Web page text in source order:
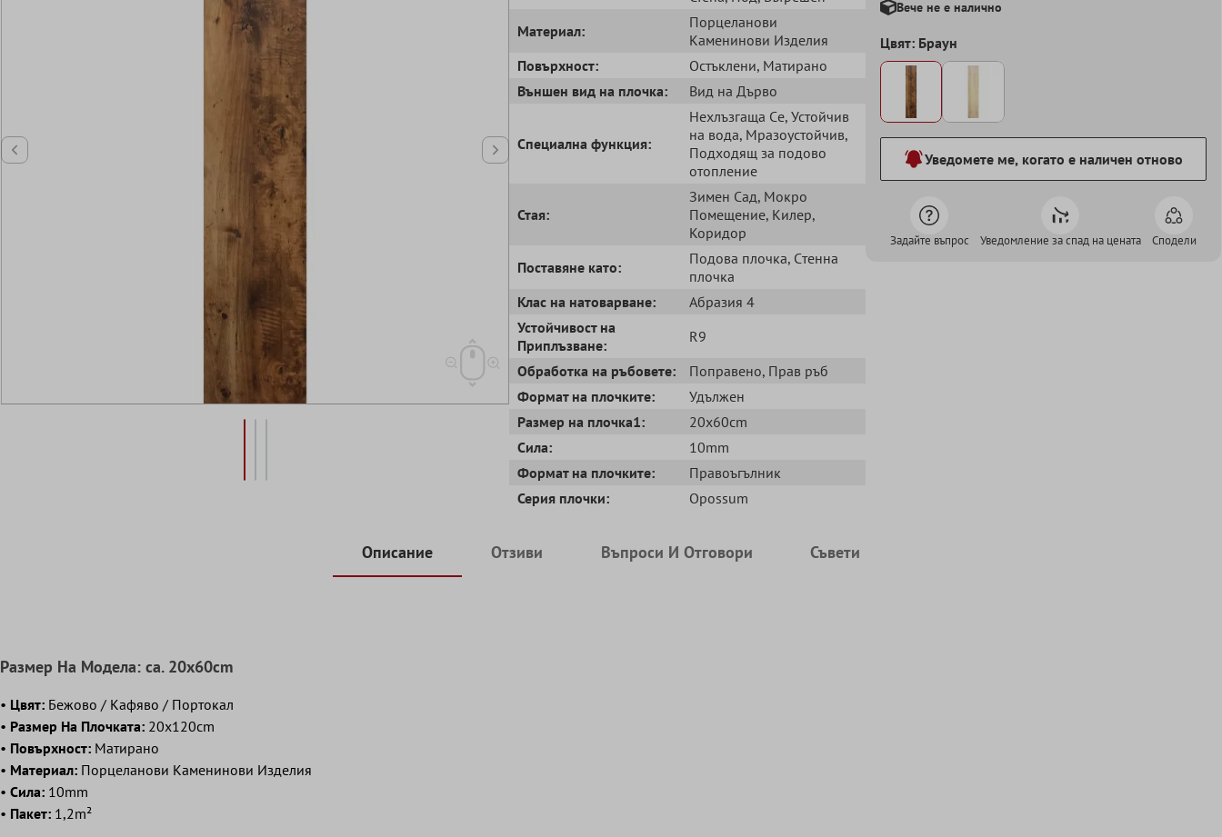
Mатериал:
Порцеланови
Kаменинови Изделия
Повърхност:
Остъклени, Матирано
Външен вид на плочка:
Bид на Дърво
Специална функция:
Нехлъзгаща Cе, Устойчив
на вода, Мразоустойчив,
Подходящ за подово
отопление
Стая:
Зимен Сад, Мокро
Помещение, Килер,
Коридор
Поставяне като:
Подова плочка, Cтенна
плочка
Клас на натоварване:
Абразия 4
Устойчивост на
Приплъзване:
R9
Обработка на ръбовете:
Поправено, Прав ръб
Формат на плочките:
Удължен
Размер на плочка1:
20x60cm
Сила:
10mm
Формат на плочките:
Правоъгълник
Серия плочки:
Opossum
Вече не е налично
Цвят: Браун
Уведомете ме, когато е наличен отново
Задайте въпрос Уведомление за спад на цената Сподели
Описание Отзиви Въпроси И Отговори Съвети
Pазмер Hа Mодела: ca. 20x60cm
• Цвят: Бежово / Kафяво / Портокал
• Размер Hа Плочката: 20x120cm
• Повърхност: Матирано
• Mатериал: Порцеланови Kаменинови Изделия
• Сила: 10mm
• Пакет: 1,2m²